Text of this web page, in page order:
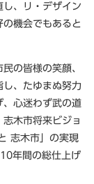
、リ・デザイン
機会でもあると
の皆様の笑顔、
、たゆまぬ努力
、心迷わず武の道
木市将来ビジョ
志木市」の実現
年間の総仕上げ